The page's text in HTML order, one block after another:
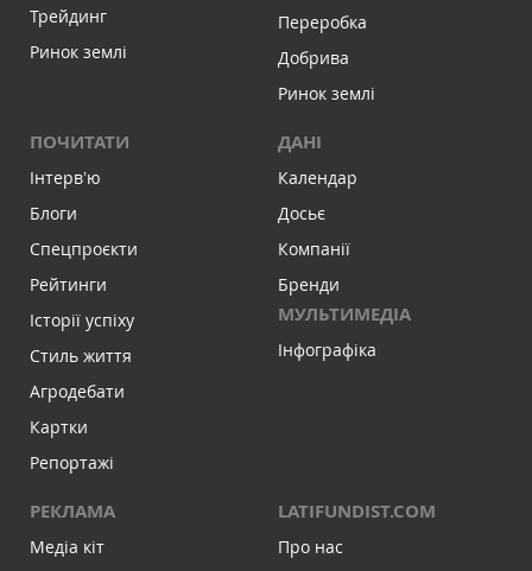
Трейдинг
Ринок землі
Переробка
Добрива
Ринок землі
ПОЧИТАТИ
Інтервʼю
Блоги
Спецпроєкти
Рейтинги
Історії успіху
Стиль життя
Агродебати
Картки
Репортажі
ДАНІ
Календар
Досьє
Компанії
Бренди
МУЛЬТИМЕДІА
Інфографіка
РЕКЛАМА
Медіа кіт
LATIFUNDIST.COM
Про нас